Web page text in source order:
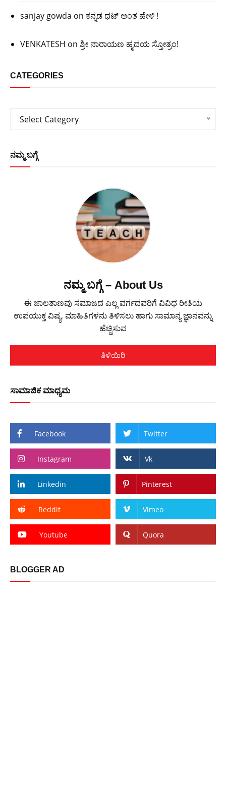
sanjay gowda on ಕನ್ನಡ ಥಟ್ ಅಂತ ಹೇಳಿ !
VENKATESH on ಶ್ರೀ ನಾರಾಯಣ ಹೃದಯ ಸ್ತೋತ್ರಂ!
CATEGORIES
Categories
Select Category
ನಮ್ಮ ಬಗ್ಗೆ
ನಮ್ಮ ಬಗ್ಗೆ – About Us
ಈ ಜಾಲತಾಣವು ಸಮಾಜದ ಎಲ್ಲ ವರ್ಗದವರಿಗೆ ವಿವಿಧ ರೀತಿಯ
ಉಪಯುಕ್ತ ವಿಷ್ಯ, ಮಾಹಿತಿಗಳನು ತಿಳಿಸಲು ಹಾಗು ಸಾಮಾನ್ಯ ಜ್ಞಾನವನ್ನು
ಹೆಚ್ಚಿಸುವ
ತಿಳಿಯಿರಿ
ಸಾಮಾಜಿಕ ಮಾಧ್ಯಮ
Facebook Twitter
Instagram Vk
Linkedin Pinterest
Reddit Vimeo
Youtube Quora
BLOGGER AD